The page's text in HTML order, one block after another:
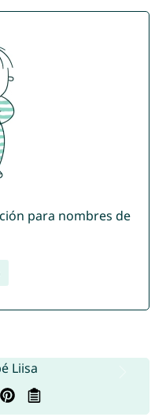
para nombres de